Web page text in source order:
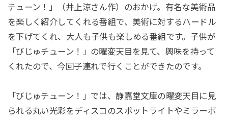
チューン！」（井上涼さん作）のおかげ。有名な美術品
を楽しく紹介してくれる番組で、美術に対するハードル
を下げてくれ、大人も子供も楽しめる番組です。子供が
「びじゅチューン！」の曜変天目を見て、興味を持って
くれたので、今回子連れで行くことができたのです。
「びじゅチューン！」では、静嘉堂文庫の曜変天目に見
られる丸い光彩をディスコのスポットライトやミラーボ